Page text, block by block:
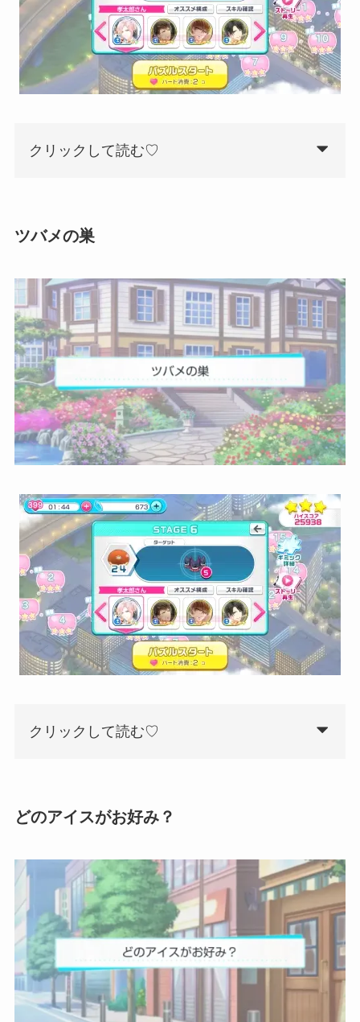
クリックして読む♡
ツバメの巣
クリックして読む♡
どのアイスがお好み？